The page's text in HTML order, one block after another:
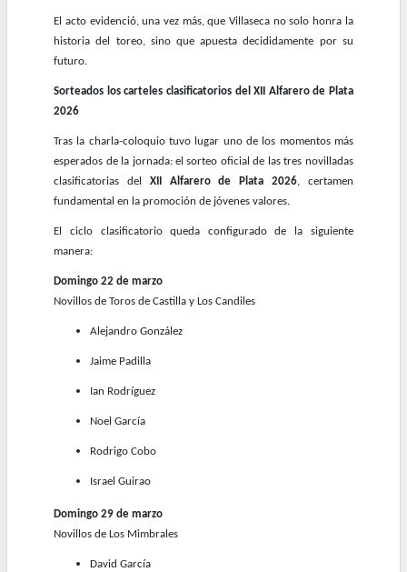
El acto evidenció, una vez más, que Villaseca no solo honra la
historia del toreo, sino que apuesta decididamente por su
futuro.
Sorteados los carteles clasificatorios del XII Alfarero de Plata
2026
Tras la charla-coloquio tuvo lugar uno de los momentos más
esperados de la jornada: el sorteo oficial de las tres novilladas
clasificatorias del XII Alfarero de Plata 2026, certamen
fundamental en la promoción de jóvenes valores.
El ciclo clasificatorio queda configurado de la siguiente
manera:
Domingo 22 de marzo
Novillos de Toros de Castilla y Los Candiles
Alejandro González
Jaime Padilla
Ian Rodríguez
Noel García
Rodrigo Cobo
Israel Guirao
Domingo 29 de marzo
Novillos de Los Mimbrales
David García